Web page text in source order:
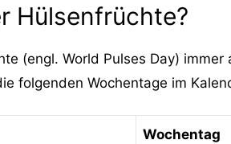
Hülsenfrüchte?
(engl. World Pulses Day)
folgenden Wochentage im
Wochentag